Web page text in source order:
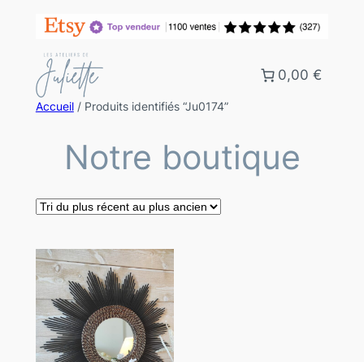
0,00 €
Accueil/ Produits identifiés “Ju0174”
Notre boutique